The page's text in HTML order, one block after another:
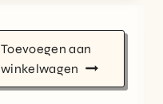
Toevoegen aan
winkelwagen